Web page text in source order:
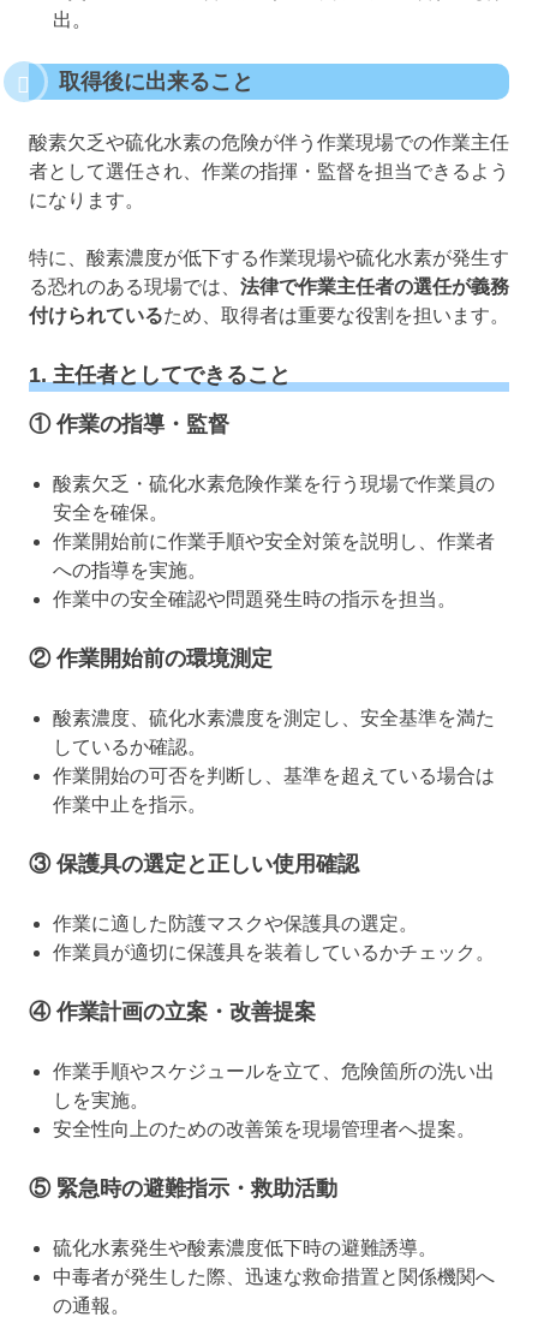
出。
取得後に出来ること
酸素欠乏や硫化水素の危険が伴う作業現場での作業主任
者として選任され、作業の指揮・監督を担当できるよう
になります。
特に、酸素濃度が低下する作業現場や硫化水素が発生す
る恐れのある現場では、 法律で作業主任者の選任が義務
付けられているため、取得者は重要な役割を担います。
1. 主任者としてできること
① 作業の指導・監督
酸素欠乏・硫化水素危険作業を行う現場で作業員の
安全を確保。
作業開始前に作業手順や安全対策を説明し、作業者
への指導を実施。
作業中の安全確認や問題発生時の指示を担当。
② 作業開始前の環境測定
酸素濃度、硫化水素濃度を測定し、安全基準を満た
しているか確認。
作業開始の可否を判断し、基準を超えている場合は
作業中止を指示。
③ 保護具の選定と正しい使用確認
作業に適した防護マスクや保護具の選定。
作業員が適切に保護具を装着しているかチェック。
④ 作業計画の立案・改善提案
作業手順やスケジュールを立て、危険箇所の洗い出
しを実施。
安全性向上のための改善策を現場管理者へ提案。
⑤ 緊急時の避難指示・救助活動
硫化水素発生や酸素濃度低下時の避難誘導。
中毒者が発生した際、迅速な救命措置と関係機関へ
の通報。